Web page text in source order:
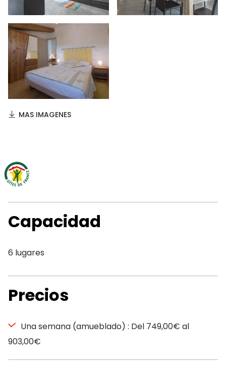
MAS IMAGENES
Capacidad
6 lugares
Precios
Una semana (amueblado) : Del 749,00€ al
903,00€